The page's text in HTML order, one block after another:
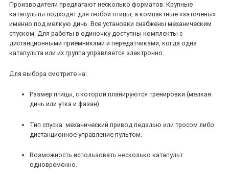
Производители предлагают несколько форматов. Крупные
катапульты подходят для любой птицы, а компактные «заточены»
именно под мелкую дичь. Все установки снабжены механическим
спуском. Для работы в одиночку доступны комплекты с
дистанционными приёмниками и передатчиками, когда одна
катапульта или их группа управляется электронно.
Для выбора смотрите на:
Размер птицы, с которой планируются тренировки (мелкая
дичь или утка и фазан).
Тип спуска: механический привод педалью или тросом либо
дистанционное управление пультом.
Возможность использовать несколько катапульт
одновременно.